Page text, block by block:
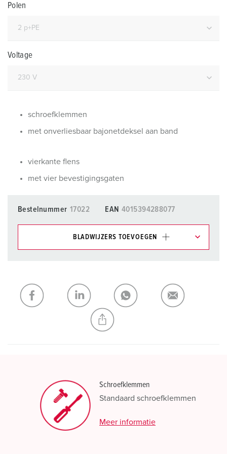
Polen
Voltage
schroefklemmen
met onverliesbaar bajonetdeksel aan band
vierkante flens
met vier bevestigingsgaten
Bestelnummer 17022 EAN 4015394288077
BLADWIJZERS TOEVOEGEN
Mijn lijst TOEVOEGEN
NIEUW LIJST MAKEN
Schroefklemmen
Standaard schroefklemmen
Meer informatie